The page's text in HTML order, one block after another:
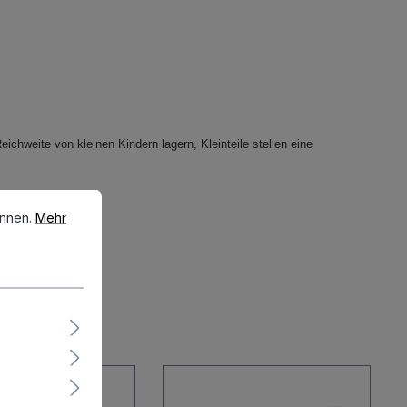
von kleinen Kindern lagern, Kleinteile stellen eine
Mehr Informationen ...
Mehr